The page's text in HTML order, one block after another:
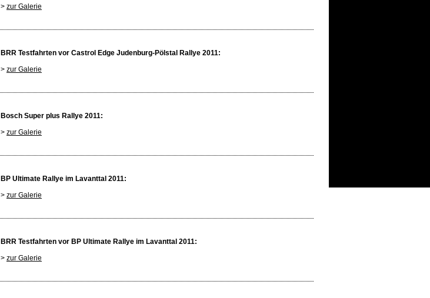
> zur Galerie
BRR Testfahrten vor Castrol Edge Judenburg-Pölstal Rallye 2011:
> zur Galerie
Bosch Super plus Rallye 2011:
> zur Galerie
BP Ultimate Rallye im Lavanttal 2011:
> zur Galerie
BRR Testfahrten vor BP Ultimate Rallye im Lavanttal 2011:
> zur Galerie